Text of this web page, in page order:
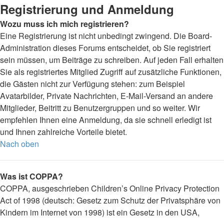
Registrierung und Anmeldung
Wozu muss ich mich registrieren?
Eine Registrierung ist nicht unbedingt zwingend. Die Board-
Administration dieses Forums entscheidet, ob Sie registriert
sein müssen, um Beiträge zu schreiben. Auf jeden Fall erhalten
Sie als registriertes Mitglied Zugriff auf zusätzliche Funktionen,
die Gästen nicht zur Verfügung stehen: zum Beispiel
Avatarbilder, Private Nachrichten, E-Mail-Versand an andere
Mitglieder, Beitritt zu Benutzergruppen und so weiter. Wir
empfehlen Ihnen eine Anmeldung, da sie schnell erledigt ist
und Ihnen zahlreiche Vorteile bietet.
Nach oben
Was ist COPPA?
COPPA, ausgeschrieben Children’s Online Privacy Protection
Act of 1998 (deutsch: Gesetz zum Schutz der Privatsphäre von
Kindern im Internet von 1998) ist ein Gesetz in den USA,